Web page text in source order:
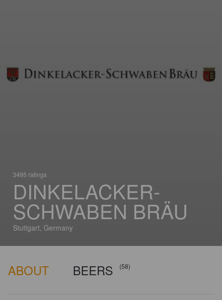
3495 ratings
DINKELACKER-
SCHWABEN BRÄU
Stuttgart, Germany
ABOUT BEERS (58)